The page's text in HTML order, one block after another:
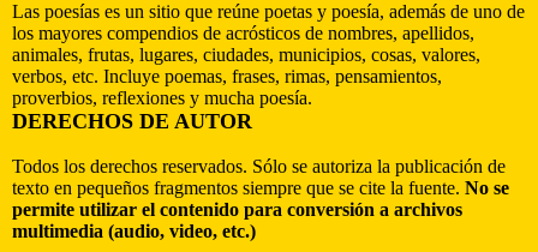
Las poesías es un sitio que reúne poetas y poesía, además de uno de
los mayores compendios de acrósticos de nombres, apellidos,
animales, frutas, lugares, ciudades, municipios, cosas, valores,
verbos, etc. Incluye poemas, frases, rimas, pensamientos,
proverbios, reflexiones y mucha poesía.
DERECHOS DE AUTOR
Todos los derechos reservados. Sólo se autoriza la publicación de
texto en pequeños fragmentos siempre que se cite la fuente. No se
permite utilizar el contenido para conversión a archivos
multimedia (audio, video, etc.)